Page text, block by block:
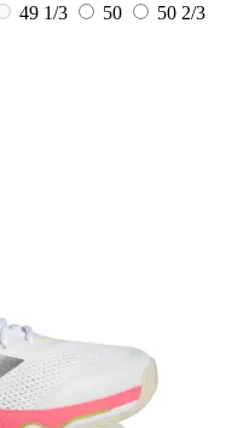
49 1/3 50
50 2/3